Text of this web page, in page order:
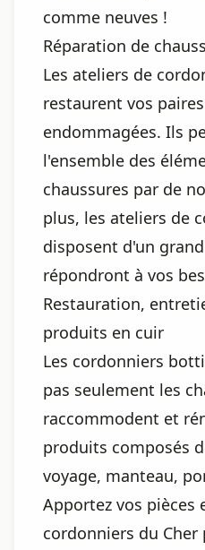
comme neuves !
Réparation de
Les ateliers de
restaurent vos
endommagées. Ils
l'ensemble des
chaussures par de
plus, les ateliers de
disposent d'un
répondront à vos
Restauration,
produits en cuir
Les cordonniers
pas seulement les
raccommodent et
produits composés
voyage, manteau,
Apportez vos pièces
cordonniers du